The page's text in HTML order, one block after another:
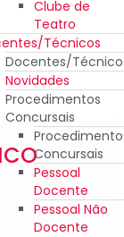
Clube de
Teatro
Técnicos
Docentes/
Novidades
Procedimentos
Concursais
Concursais
Pessoal
Docente
Pessoal Não
Docente